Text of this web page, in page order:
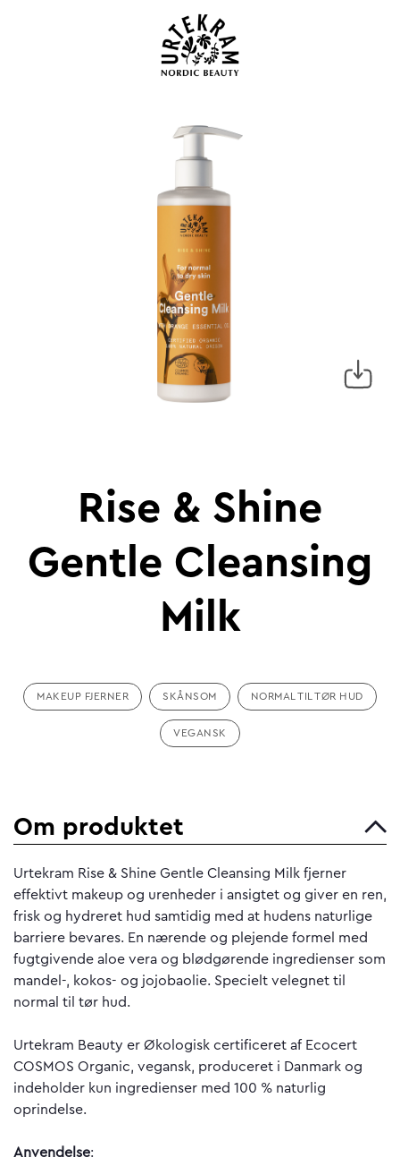
Rise & Shine
Gentle Cleansing
Milk
MAKEUP FJERNER SKÅNSOM NORMAL TIL TØR HUD
VEGANSK
Om produktet
Urtekram Rise & Shine Gentle Cleansing Milk fjerner
effektivt makeup og urenheder i ansigtet og giver en ren,
frisk og hydreret hud samtidig med at hudens naturlige
barriere bevares. En nærende og plejende formel med
fugtgivende aloe vera og blødgørende ingredienser som
mandel-, kokos- og jojobaolie. Specielt velegnet til
normal til tør hud.
Urtekram Beauty er Økologisk certificeret af Ecocert
COSMOS Organic, vegansk, produceret i Danmark og
indeholder kun ingredienser med 100 % naturlig
oprindelse.
Anvendelse: